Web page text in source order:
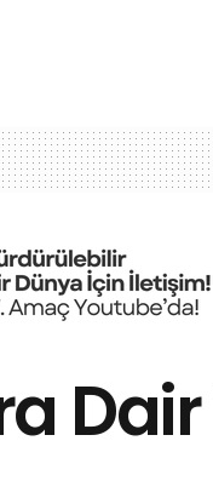
Dair